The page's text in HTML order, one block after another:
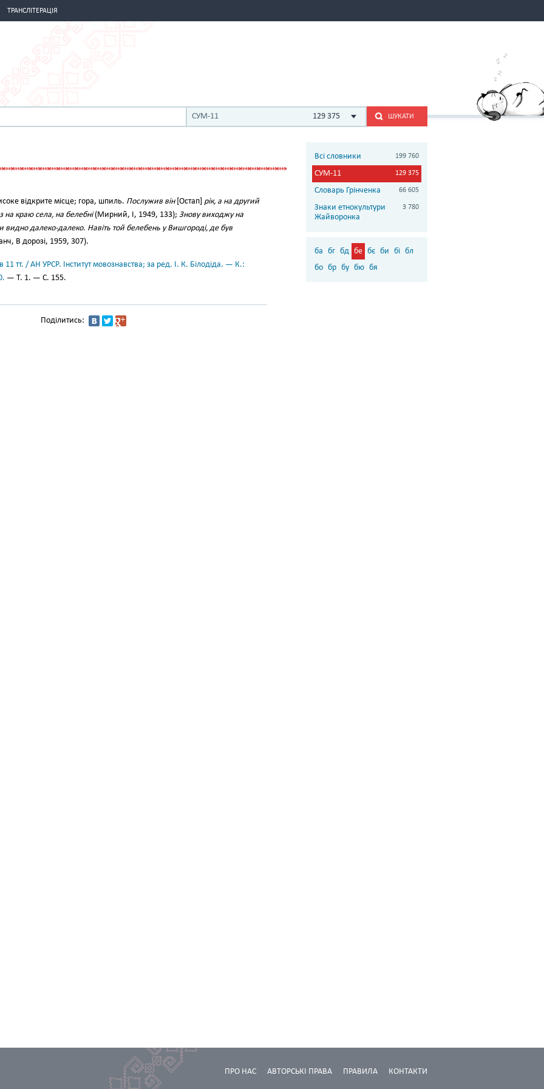
ТРАНСЛІТЕРАЦІЯ
СУМ-11 129 375 ШУКАТИ
відкрите місце; гора, шпиль. Послужив він[Остап] рік, а на другий
на краю села, на белебні(Мирний, І, 1949, 133); Знову виходжу на
видно далеко-далеко. Навіть той белебень у Вишгороді, де був
В дорозі, 1959, 307).
11 тт. / АН УРСР. Інститут мовознавства; за ред. І. К. Білодіда. — К.:
— Т. 1. — С. 155.
Поділитись:
Всі словники 199 760
СУМ-11 129 375
Словарь Грінченка 66 605
Знаки етнокультури
Жайворонка
3 780
ба бг бд бе бє би бі бл
бо бр бу бю бя
КОНТАКТИ
ПРАВИЛА
АВТОРСЬКІ ПРАВА
ПРО НАС